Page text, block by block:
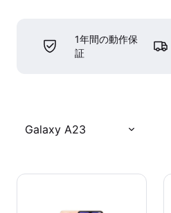
1年間の動作保
証
Galaxy A23